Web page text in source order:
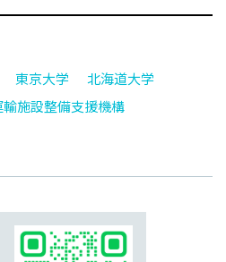
東京大学
北海道大学
施設整備支援機構